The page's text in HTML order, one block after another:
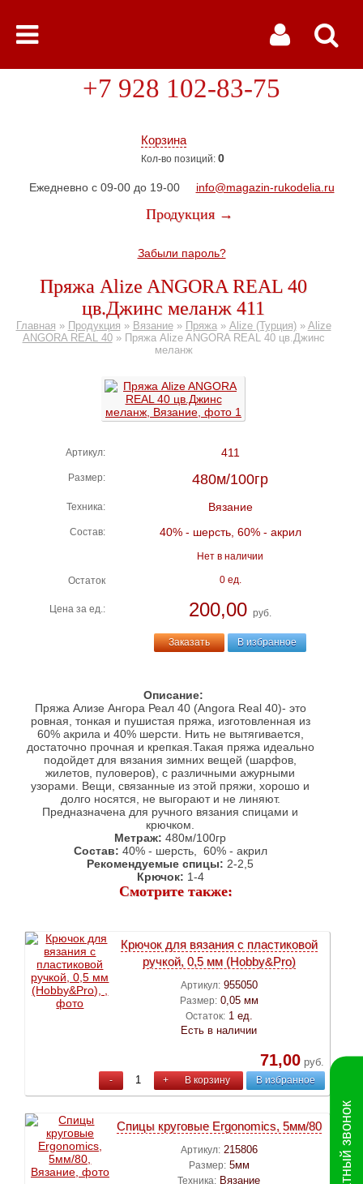
Корзина
Кол-во позиций: 0
+7 928 102-83-75
Ежедневно с 09-00 до 19-00 info@magazin-rukodelia.ru
Продукция →
Забыли пароль?
Пряжа Alize ANGORA REAL 40
цв.Джинс меланж 411
Главная » Продукция » Вязание» Пряжа» Alize (Турция)» Alize
ANGORA REAL 40» Пряжа Alize ANGORA REAL 40 цв.Джинс
меланж
Артикул: 411
Размер: 480м/100гр
Техника: Вязание
Состав: 40% - шерсть, 60% - акрил
Нет в наличии
Остаток 0 ед.
Цена за ед.: 200,00 руб.
Заказать В избранное
Описание:
Пряжа Ализе Ангора Реал 40 (Angora Real 40)- это
ровная, тонкая и пушистая пряжа, изготовленная из
60% акрила и 40% шерсти. Нить не вытягивается,
достаточно прочная и крепкая.Такая пряжа идеально
подойдет для вязания зимних вещей (шарфов,
жилетов, пуловеров), с различными ажурными
узорами. Вещи, связанные из этой пряжи, хорошо и
долго носятся, не выгорают и не линяют.
Предназначена для ручного вязания спицами и
крючком.
Метраж: 480м/100гр
Состав: 40% - шерсть, 60% - акрил
Рекомендуемые спицы: 2-2,5
Крючок: 1-4
Смотрите также:
Крючок для вязания с пластиковой
ручкой, 0,5 мм (Hobby&Pro)
Артикул: 955050
Размер: 0,05 мм
Остаток: 1 ед.
Есть в наличии
71,00руб.
- + В корзину В избранное
Спицы круговые Ergonomics, 5мм/80
Артикул: 215806
Размер: 5мм
Техника: Вязание Обратный звонок